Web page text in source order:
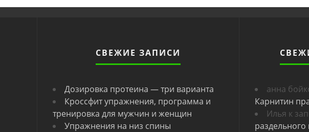
СВЕЖИЕ ЗАПИСИ
Дозировка протеина — три варианта
Кроссфит упражнения, программа и
тренировка для мужчин и женщин
Упражнения на низ спины
анна
Карнитин
Илья к